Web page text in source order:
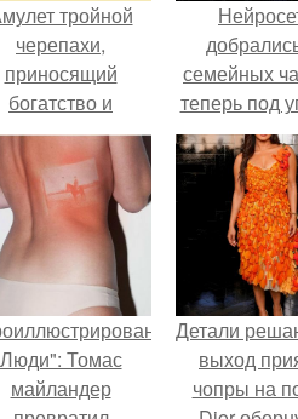
тройной
черепахи,
приносящий
богатство и
счастье.
семейных
теперь под
мамины
Люди": Томас
майландер
Детали
выход
чопры на